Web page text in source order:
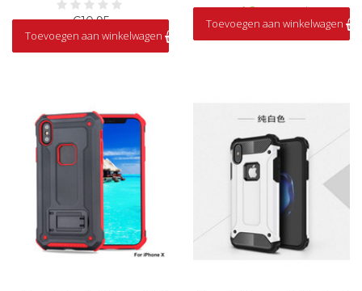
€10,95
Op voorraad
Toevoegen aan winkelwagen
Op voorraad
Toevoegen aan winkelwagen